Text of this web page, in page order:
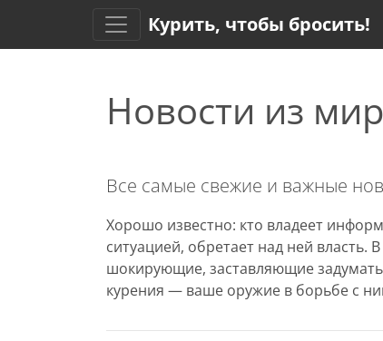
Курить, чтобы бросить!
Новости из
Все самые свежие и важные
Хорошо известно: кто владеет
ситуацией, обретает над ней
шокирующие, заставляющие
курения — ваше оружие в борьбе с